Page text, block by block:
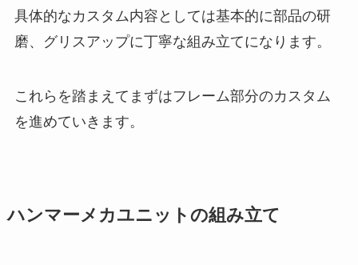
具体的なカスタム内容としては基本的に部品の研
磨、グリスアップに丁寧な組み立てになります。
これらを踏まえてまずはフレーム部分のカスタム
を進めていきます。
ハンマーメカユニットの組み立て